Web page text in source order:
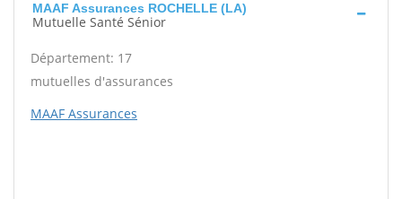
MAAF Assurances ROCHELLE (LA)
Mutuelle Santé Sénior
Département: 17
mutuelles d'assurances
MAAF Assurances